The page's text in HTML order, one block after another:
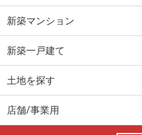
新築マンション
新築一戸建て
土地を探す
店舗/事業用